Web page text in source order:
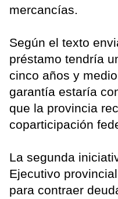
mercancías.
Según el texto
préstamo tendría
cinco años y
garantía estaría
que la provincia
coparticipación
La segunda
Ejecutivo
para contraer